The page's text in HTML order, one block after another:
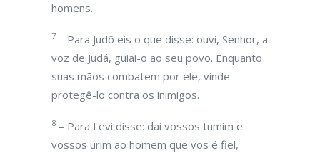
homens.
7 – Para Judô eis o que disse: ouvi, Senhor, a
voz de Judá, guiai-o ao seu povo. Enquanto
suas mãos combatem por ele, vinde
protegê-lo contra os inimigos.
8 – Para Levi disse: dai vossos tumim e
vossos urim ao homem que vos é fiel,